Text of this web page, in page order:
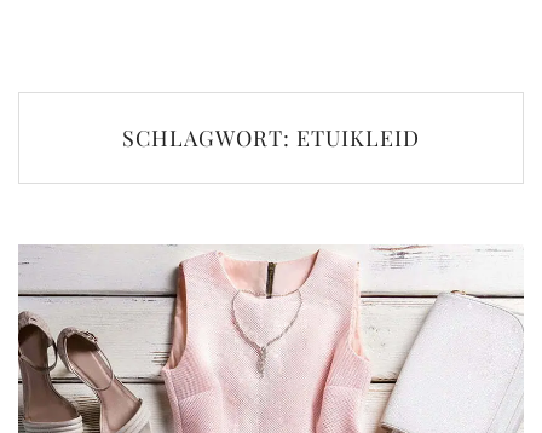
SCHLAGWORT: ETUIKLEID